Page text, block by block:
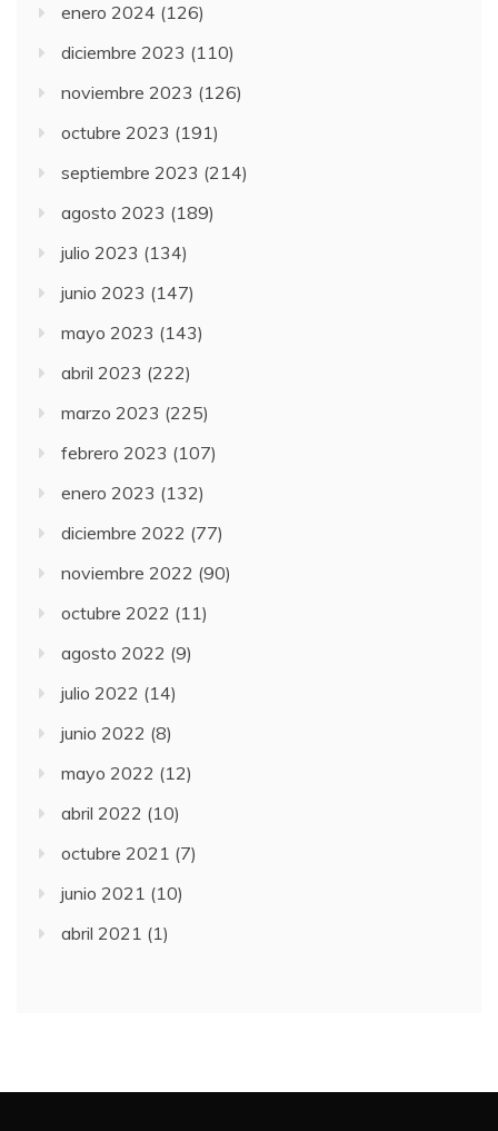
enero 2024 (126)
diciembre 2023 (110)
noviembre 2023 (126)
octubre 2023 (191)
septiembre 2023 (214)
agosto 2023 (189)
julio 2023 (134)
junio 2023 (147)
mayo 2023 (143)
abril 2023 (222)
marzo 2023 (225)
febrero 2023 (107)
enero 2023 (132)
diciembre 2022 (77)
noviembre 2022 (90)
octubre 2022 (11)
agosto 2022 (9)
julio 2022 (14)
junio 2022 (8)
mayo 2022 (12)
abril 2022 (10)
octubre 2021 (7)
junio 2021 (10)
abril 2021 (1)